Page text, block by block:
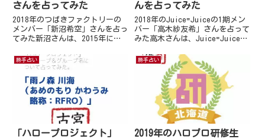
さんを占ってみた
2018年のつばきファクトリーの
メンバー「新沼希空」さんを占っ
てみた新沼さんは、2015年に結
ビューをした、つばきファクトリ
ーのメンバーです。去年メジャー
デビューをした際、思い描く自分
になれずに嫌気をさして...
んを占ってみた
2018年のJuice=Juiceの1期メン
バー「高木紗友希」さんを占って
みた高木さんは、Juice=Juiceと
際に、その理由を自分なりに深く
追求しました。今までの
Juice=Juiceではダメだったのか
など...
勝手占い
「ハロープロジェクト」
勝手占い
2019年のハロプロ研修生